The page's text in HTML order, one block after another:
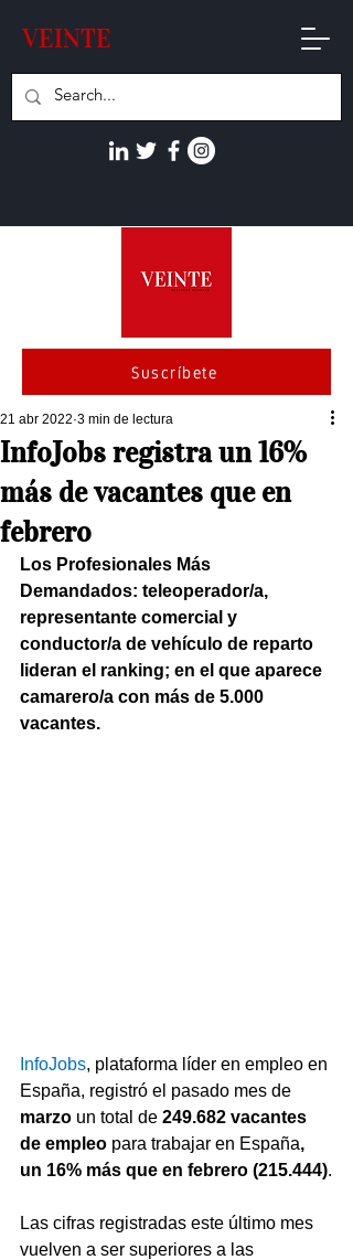
VEINTE
Suscríbete
InfoJobs registra un 16%
más de vacantes que en
febrero
21 abr 2022 3 min de lectura
Los Profesionales Más
Demandados: teleoperador/a,
representante comercial y
conductor/a de vehículo de reparto
lideran el ranking; en el que aparece
camarero/a con más de 5.000
vacantes.
InfoJobs, plataforma líder en empleo en
España, registró el pasado mes de
marzo un total de 249.682 vacantes
de empleo para trabajar en España,
un 16% más que en febrero (215.444).
Las cifras registradas este último mes
vuelven a ser superiores a las